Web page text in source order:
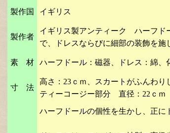
製作国 イギリス
製作者
イギリス製アンティーク ハーフド
で、ドレスならびに細部の装飾を施
素 材 ハーフドール：磁器、ドレス：綿、
寸 法
高さ：23ｃｍ、スカートがふんわり
ティーコージー部分 直径：22ｃｍ
ハーフドールの個性を生かし、正に